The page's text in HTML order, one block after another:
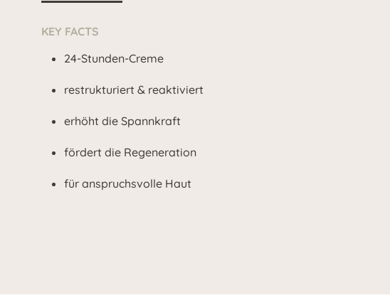
KEY FACTS
24-Stunden-Creme
restrukturiert & reaktiviert
erhöht die Spannkraft
fördert die Regeneration
für anspruchsvolle Haut